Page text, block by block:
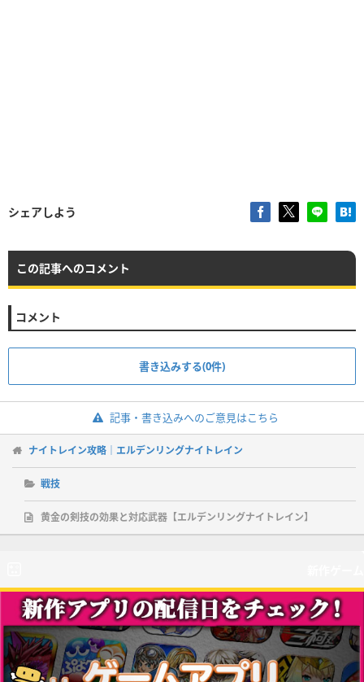
シェアしよう
この記事へのコメント
コメント
書き込みする(0件)
記事・書き込みへのご意見はこちら
ナイトレイン攻略｜エルデンリングナイトレイン
戦技
黄金の剣技の効果と対応武器【エルデンリングナイトレイン】